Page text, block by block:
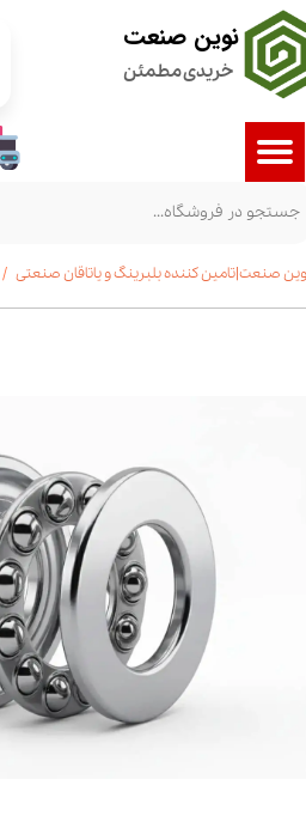
نوین صنعت
خریدی مطمئن
صنعت|تامین کننده بلبرینگ و یاتاقان صنعتی